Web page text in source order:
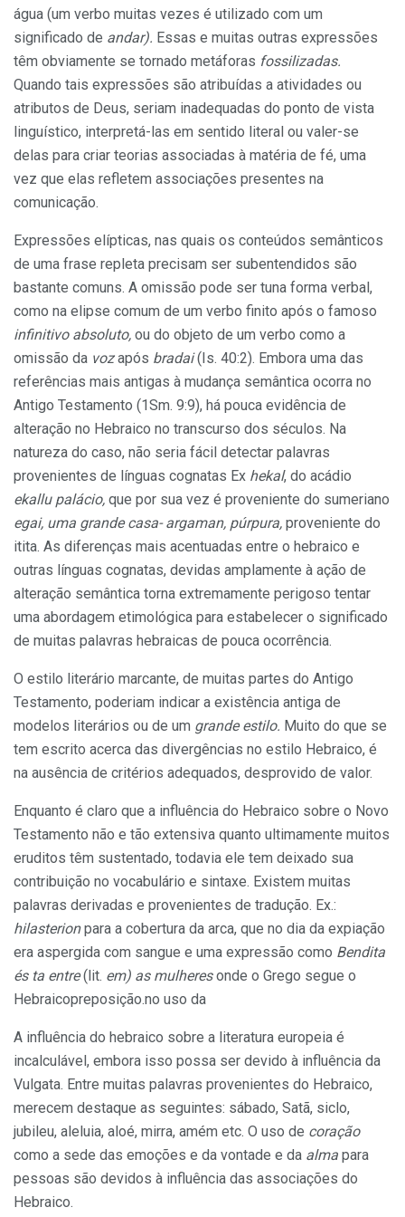
água (um verbo muitas vezes é utilizado com um
significado de andar). Essas e muitas outras expressões
têm obviamente se tornado metáforas fossilizadas.
Quando tais expressões são atribuídas a atividades ou
atributos de Deus, seriam inadequadas do ponto de vista
linguístico, interpretá-las em sentido literal ou valer-se
delas para criar teorias associadas à matéria de fé, uma
vez que elas refletem associações presentes na
comunicação.
Expressões elípticas, nas quais os conteúdos semânticos
de uma frase repleta precisam ser subentendidos são
bastante comuns. A omissão pode ser tuna forma verbal,
como na elipse comum de um verbo finito após o famoso
infinitivo absoluto, ou do objeto de um verbo como a
omissão da vozapós bradai(Is. 40:2). Embora uma das
referências mais antigas à mudança semântica ocorra no
Antigo Testamento (1Sm. 9:9), há pouca evidência de
alteração no Hebraico no transcurso dos séculos. Na
natureza do caso, não seria fácil detectar palavras
provenientes de línguas cognatas Ex hekal, do acádio
ekallu palácio, que por sua vez é proveniente do sumeriano
egai, uma grande casa- argaman, púrpura, proveniente do
itita. As diferenças mais acentuadas entre o hebraico e
outras línguas cognatas, devidas amplamente à ação de
alteração semântica torna extremamente perigoso tentar
uma abordagem etimológica para estabelecer o significado
de muitas palavras hebraicas de pouca ocorrência.
O estilo literário marcante, de muitas partes do Antigo
Testamento, poderiam indicar a existência antiga de
modelos literários ou de um grande estilo. Muito do que se
tem escrito acerca das divergências no estilo Hebraico, é
na ausência de critérios adequados, desprovido de valor.
Enquanto é claro que a influência do Hebraico sobre o Novo
Testamento não e tão extensiva quanto ultimamente muitos
eruditos têm sustentado, todavia ele tem deixado sua
contribuição no vocabulário e sintaxe. Existem muitas
palavras derivadas e provenientes de tradução. Ex.:
hilasterionpara a cobertura da arca, que no dia da expiação
era aspergida com sangue e uma expressão como Bendita
és ta entre(lit. em) as mulheresonde o Grego segue o
Hebraicopreposição.no uso da
A influência do hebraico sobre a literatura europeia é
incalculável, embora isso possa ser devido à influência da
Vulgata. Entre muitas palavras provenientes do Hebraico,
merecem destaque as seguintes: sábado, Satã, siclo,
jubileu, aleluia, aloé, mirra, amém etc. O uso de coração
como a sede das emoções e da vontade e da alma para
pessoas são devidos à influência das associações do
Hebraico.